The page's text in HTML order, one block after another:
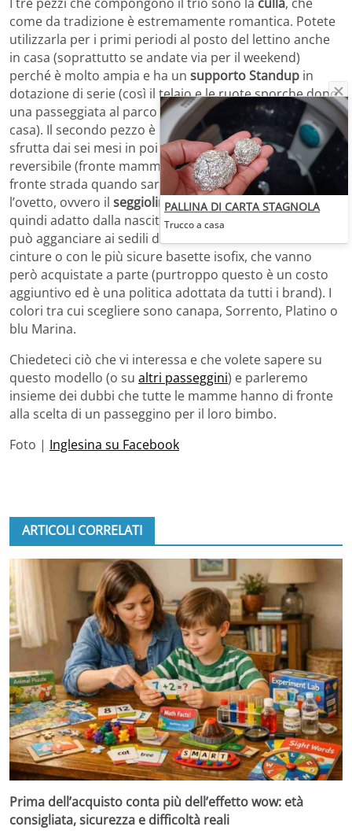
come da tradizione è estremamente romantica. Potete
utilizzarla per i primi periodi al posto del lettino anche
in casa (soprattutto se andate via per il weekend)
perché è molto ampia e ha un supporto Standup in
dotazione di serie (così il telaio e le ruote sporche dopo
una passeggiata al parco possono anche non entrare in
casa). Il secondo pezzo è il passeggino, che di solito si
sfrutta dai sei mesi in poi ed è dotato di seduta
reversibile (fronte mamma per quando è piccolino e
fronte strada quando sarà più grandicello). Infine,
l’ovetto, ovvero il seggiolino auto. Huggyè uno 0+,
quindi adatto dalla nascita ai 13 chili(o fino all’anno). Si
può agganciare ai sedili della macchina attraverso le
cinture o con le più sicure basette isofix, che vanno
però acquistate a parte (purtroppo questo è un costo
aggiuntivo ed è una politica adottata da tutti i brand). I
colori tra cui scegliere sono canapa, Sorrento, Platino o
blu Marina.
Chiedeteci ciò che vi interessa e che volete sapere su
questo modello (o su altri passeggini) e parleremo
insieme dei dubbi che tutte le mamme hanno di fronte
alla scelta di un passeggino per il loro bimbo.
Foto | Inglesina su Facebook
ARTICOLI CORRELATI
Prima dell’acquisto conta più dell’effetto wow: età
consigliata, sicurezza e difficoltà reali
PALLINA DI CARTA STAGNOLA
Trucco a casa